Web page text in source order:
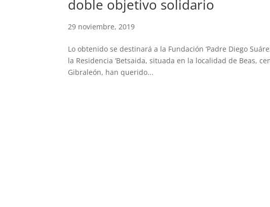
doble objetivo solidario
29 noviembre, 2019
Lo obtenido se destinará a la Fundación ‘Padre Diego
la Residencia ‘Betsaida, situada en la localidad de Beas,
Gibraleón, han querido...